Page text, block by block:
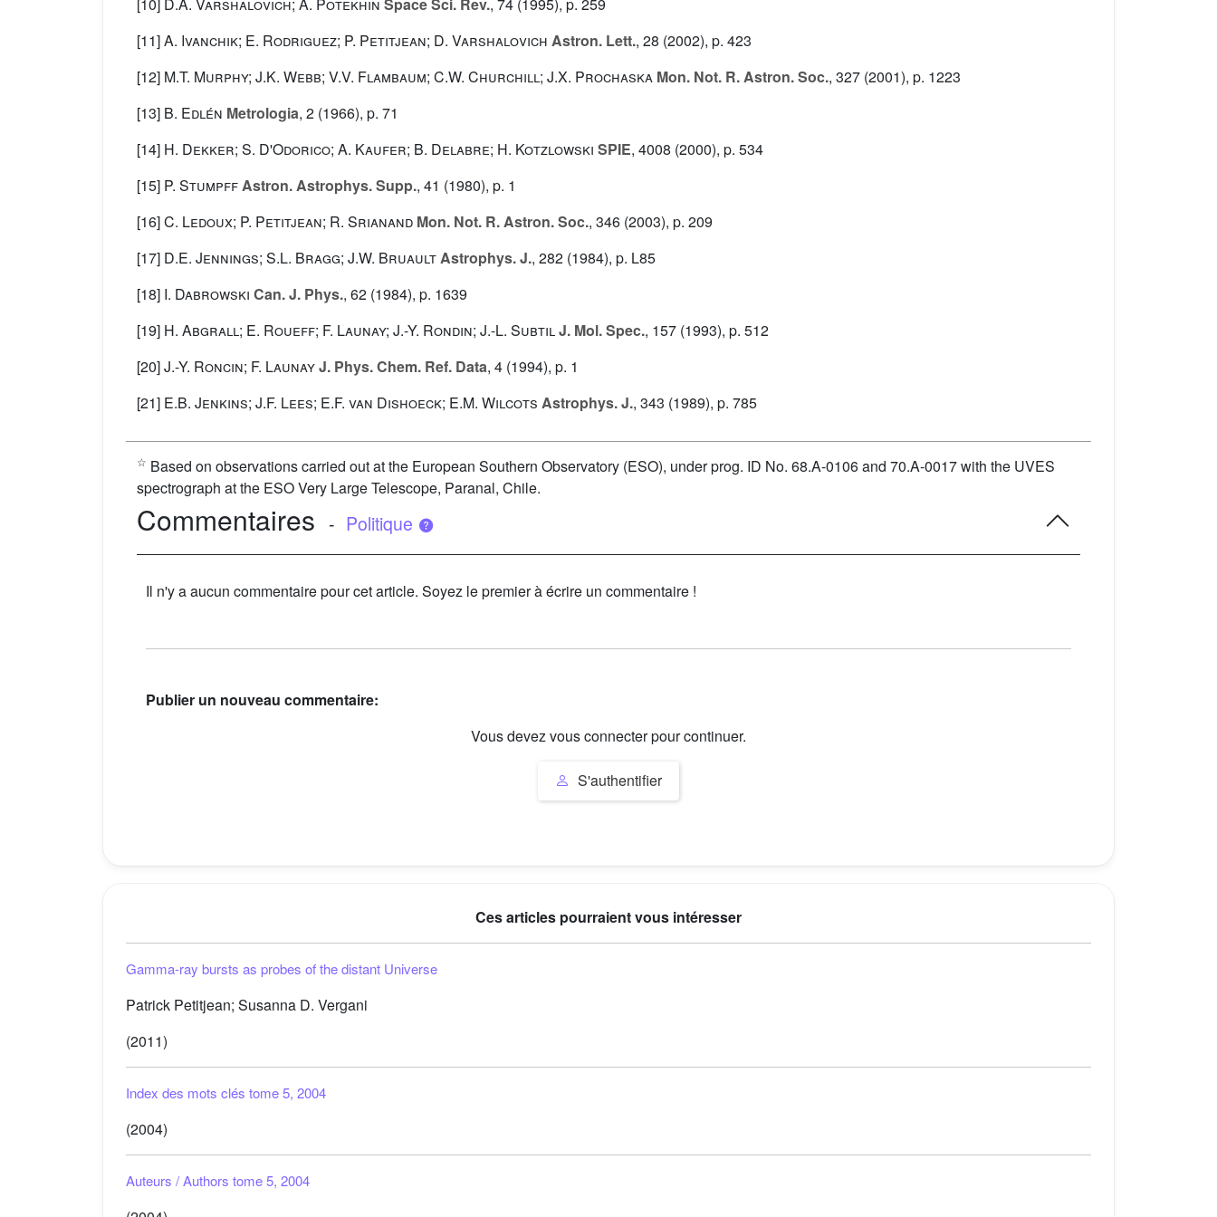
[10] D.A. Varshalovich; A. Potekhin Space Sci. Rev., 74 (1995), p. 259
[11]A. Ivanchik; E. Rodriguez; P. Petitjean; D. Varshalovich Astron. Lett., 28 (2002), p. 423
[12] M.T. Murphy; J.K. Webb; V.V. Flambaum; C.W. Churchill; J.X. Prochaska Mon. Not. R. Astron. Soc., 327 (2001), p. 1223
[13] B. Edlén Metrologia, 2 (1966), p. 71
[14] H. Dekker; S. D'Odorico; A. Kaufer; B. Delabre; H. Kotzlowski SPIE, 4008 (2000), p. 534
[15] P. StumpffAstron. Astrophys. Supp., 41 (1980), p. 1
[16]C. Ledoux; P. Petitjean; R. Srianand Mon. Not. R. Astron. Soc., 346 (2003), p. 209
[17] D.E. Jennings; S.L. Bragg; J.W. BruaultAstrophys. J., 282 (1984), p. L85
[18] I. Dabrowski Can. J. Phys., 62 (1984), p. 1639
[19] H. Abgrall; E. Roueff; F. Launay; J.-Y. Rondin; J.-L. SubtilJ. Mol. Spec., 157 (1993), p. 512
[20]J.-Y. Roncin; F. LaunayJ. Phys. Chem. Ref. Data, 4 (1994), p. 1
[21] E.B. Jenkins; J.F. Lees; E.F. van Dishoeck; E.M. Wilcots Astrophys. J., 343 (1989), p. 785
☆ Based on observations carried out at the European Southern Observatory (ESO), under prog. ID No. 68.A-0106 and 70.A-0017 with the UVES
spectrograph at the ESO Very Large Telescope, Paranal, Chile.
Commentaires - Politique
Il n'y a aucun commentaire pour cet article. Soyez le premier à écrire un commentaire !
Publier un nouveau commentaire:
Vous devez vous connecter pour continuer.
S'authentifier
Ces articles pourraient vous intéresser
Gamma-ray bursts as probes of the distant Universe
Patrick Petitjean; Susanna D. Vergani
(2011)
Index des mots clés tome 5, 2004
(2004)
Auteurs / Authors tome 5, 2004